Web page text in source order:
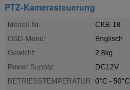
PTZ-Kamerasteuerung
Modell Nr.:
CKB-18
OSD-Menü:
Englisch
Gewicht:
2.8kg
Power Supply:
DC12V
BETRIEBSTEMPERATUR: 0°C - 50°C